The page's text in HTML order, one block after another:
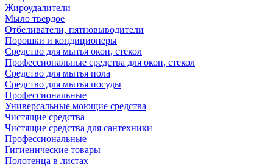
Жироудалители
Мыло твердое
Отбеливатели, пятновыводители
Порошки и кондиционеры
Средство для мытья окон, стекол
Профессиональные средства для окон, стекол
Средство для мытья пола
Средство для мытья посуды
Профессиональные
Универсальные моющие средства
Чистящие средства
Чистящие средства для сантехники
Профессиональные
Гигиенические товары
Полотенца в листах